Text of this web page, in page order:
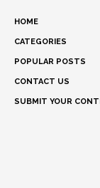
HOME
CATEGORIES
POPULAR POSTS
CONTACT US
SUBMIT YOUR